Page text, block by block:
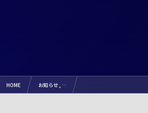
HOME お知らせ , …